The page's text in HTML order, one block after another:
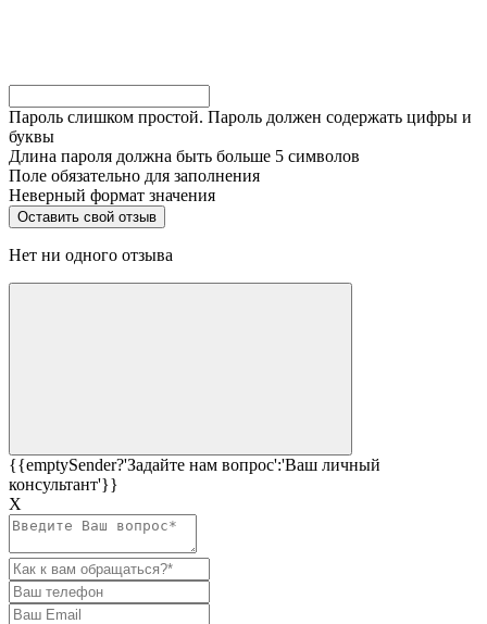
Пароль слишком простой. Пароль должен содержать цифры и
буквы
Длина пароля должна быть больше 5 символов
Поле обязательно для заполнения
Неверный формат значения
Нет ни одного отзыва
{{emptySender?'Задайте нам вопрос':'Ваш личный
консультант'}}
Х